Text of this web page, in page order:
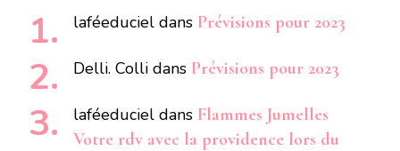
laféeduciel dans Prévisions pour 2023
Delli. Colli dans Prévisions pour 2023
laféeduciel dans Flammes Jumelles
Votre rdv avec la providence lors du